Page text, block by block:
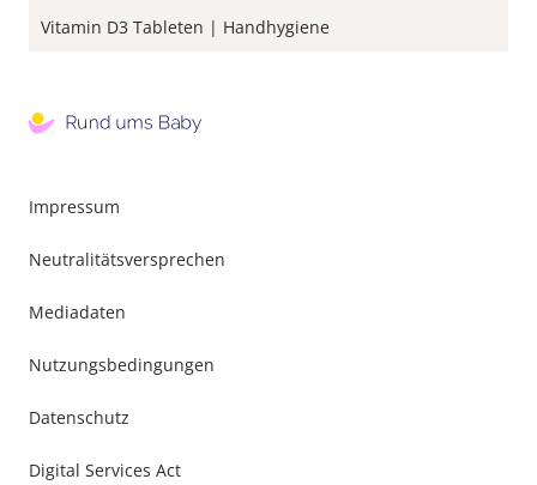
Vitamin D3 Tableten Handhygiene
Impressum
Neutralitätsversprechen
Mediadaten
Nutzungsbedingungen
Datenschutz
Digital Services Act